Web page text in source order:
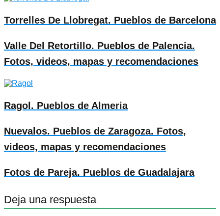
Torrelles De Llobregat. Pueblos de Barcelona
Valle Del Retortillo. Pueblos de Palencia.
Fotos, videos, mapas y recomendaciones
Ragol. Pueblos de Almeria
Nuevalos. Pueblos de Zaragoza. Fotos,
videos, mapas y recomendaciones
Fotos de Pareja. Pueblos de Guadalajara
Deja una respuesta